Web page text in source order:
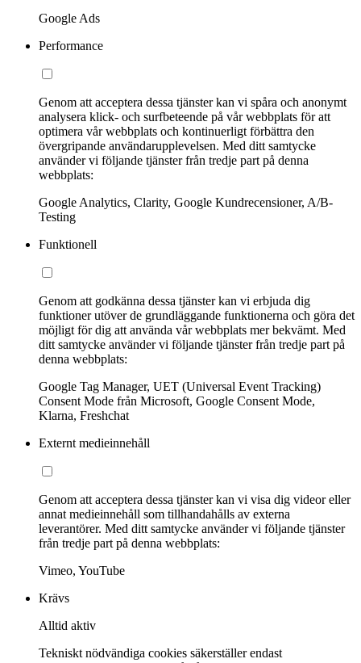
Google Ads
Performance
Genom att acceptera dessa tjänster kan vi spåra och anonymt
analysera klick- och surfbeteende på vår webbplats för att
optimera vår webbplats och kontinuerligt förbättra den
övergripande användarupplevelsen. Med ditt samtycke
använder vi följande tjänster från tredje part på denna
webbplats:
Google Analytics, Clarity, Google Kundrecensioner, A/B-
Testing
Funktionell
Genom att godkänna dessa tjänster kan vi erbjuda dig
funktioner utöver de grundläggande funktionerna och göra det
möjligt för dig att använda vår webbplats mer bekvämt. Med
ditt samtycke använder vi följande tjänster från tredje part på
denna webbplats:
Google Tag Manager, UET (Universal Event Tracking)
Consent Mode från Microsoft, Google Consent Mode,
Klarna, Freshchat
Externt medieinnehåll
Genom att acceptera dessa tjänster kan vi visa dig videor eller
annat medieinnehåll som tillhandahålls av externa
leverantörer. Med ditt samtycke använder vi följande tjänster
från tredje part på denna webbplats:
Vimeo, YouTube
Krävs
Alltid aktiv
Tekniskt nödvändiga cookies säkerställer endast